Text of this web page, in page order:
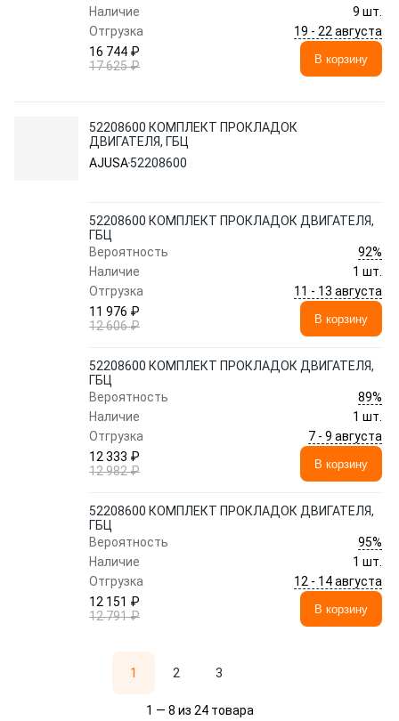
Наличие
9 шт.
Отгрузка
19 - 22 августа
16 744 ₽
17 625 ₽
В корзину
52208600 КОМПЛЕКТ ПРОКЛАДОК
ДВИГАТЕЛЯ, ГБЦ
AJUSA52208600
52208600 КОМПЛЕКТ ПРОКЛАДОК ДВИГАТЕЛЯ,
ГБЦ
Вероятность
92%
Наличие
1 шт.
Отгрузка
11 - 13 августа
11 976 ₽
12 606 ₽
В корзину
52208600 КОМПЛЕКТ ПРОКЛАДОК ДВИГАТЕЛЯ,
ГБЦ
Вероятность
89%
Наличие
1 шт.
Отгрузка
7 - 9 августа
12 333 ₽
12 982 ₽
В корзину
52208600 КОМПЛЕКТ ПРОКЛАДОК ДВИГАТЕЛЯ,
ГБЦ
Вероятность
95%
Наличие
1 шт.
Отгрузка
12 - 14 августа
12 151 ₽
12 791 ₽
В корзину
1 2 3
1 — 8 из 24 товара